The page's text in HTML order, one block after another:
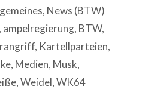
, News (BTW)
, ampelregierung, BTW,
, Kartellparteien,
, Medien, Musk,
,Weidel,WK64